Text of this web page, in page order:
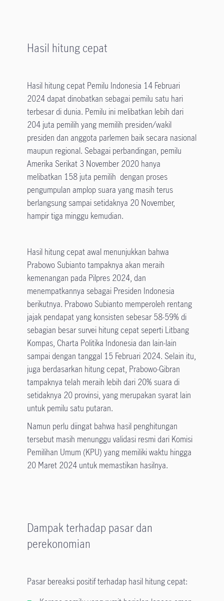
Hasil hitung cepat
Hasil hitung cepat Pemilu Indonesia 14 Februari
2024 dapat dinobatkan sebagai pemilu satu hari
terbesar di dunia. Pemilu ini melibatkan lebih dari
204 juta pemilih yang memilih presiden/wakil
presiden dan anggota parlemen baik secara nasional
maupun regional. Sebagai perbandingan, pemilu
Amerika Serikat 3 November 2020 hanya
melibatkan 158 juta pemilih dengan proses
pengumpulan amplop suara yang masih terus
berlangsung sampai setidaknya 20 November,
hampir tiga minggu kemudian.
Hasil hitung cepat awal menunjukkan bahwa
Prabowo Subianto tampaknya akan meraih
kemenangan pada Pilpres 2024, dan
menempatkannya sebagai Presiden Indonesia
berikutnya. Prabowo Subianto memperoleh rentang
jajak pendapat yang konsisten sebesar 58-59% di
sebagian besar survei hitung cepat seperti Litbang
Kompas, Charta Politika Indonesia dan lain-lain
sampai dengan tanggal 15 Februari 2024. Selain itu,
juga berdasarkan hitung cepat, Prabowo-Gibran
tampaknya telah meraih lebih dari 20% suara di
setidaknya 20 provinsi, yang merupakan syarat lain
untuk pemilu satu putaran.
Namun perlu diingat bahwa hasil penghitungan
tersebut masih menunggu validasi resmi dari Komisi
Pemilihan Umum (KPU) yang memiliki waktu hingga
20 Maret 2024 untuk memastikan hasilnya.
Dampak terhadap pasar dan
perekonomian
Pasar bereaksi positif terhadap hasil hitung cepat: